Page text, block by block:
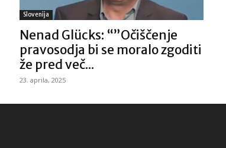
Slovenija
Nenad Glücks: “”Očiščenje
pravosodja bi se moralo zgoditi
že pred več...
23. aprila, 2025